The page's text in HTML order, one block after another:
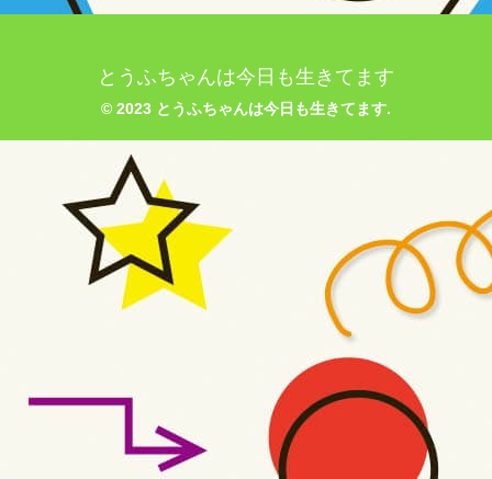
とうふちゃんは今日も生きてます
© 2023 とうふちゃんは今日も生きてます.